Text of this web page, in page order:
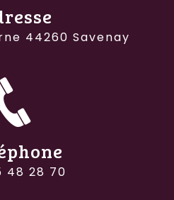
44260 Savenay
48 28 70